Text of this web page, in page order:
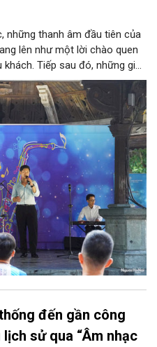
những thanh âm đầu tiên của
lên như một lời chào quen
Tiếp sau đó, những giai
lượt cất lên qua phần biểu
các nghệ sĩ Bình Minh Jazz
giàu cảm xúc ngay giữa
đến gần công
sử qua “Âm nhạc